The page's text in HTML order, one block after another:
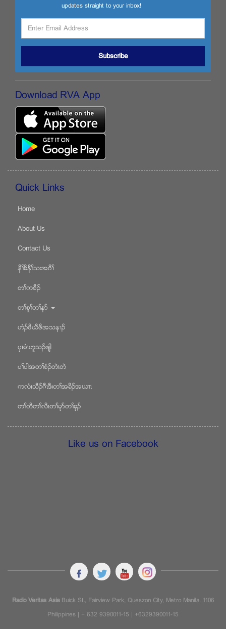
updates straight to your inbox!
Subscribe
Download RVA App
Quick Links
Home
About Us
Contact Us
နီႈခိနီႈသးအဂီႈ
တႈကစီဥ
တႈစူႈတႈနဏ
ဟံဥဖိဃီဖိအသန႕ဥ
ပွၚမံၚဟူသဥဖ်ါ
ပႈပါအတႈစံဥတဲၚတဲ
ကလံၚသီဥဂီၚဒီးတႈအခိဥအဃ႕ၚ
တႈတီတႈလိၚတႈမုဏတႈခုဥ
Like us on Facebook
Radio Veritas AsiaBuick St., Fairview Park, Queszon City, Metro Manila. 1106
Philippines | + 632 9390011-15 | +6329390011-15